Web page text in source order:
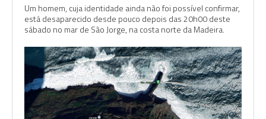
Um homem, cuja identidade ainda não foi possível confirmar,
está desaparecido desde pouco depois das 20h00 deste
sábado no mar de São Jorge, na costa norte da Madeira.